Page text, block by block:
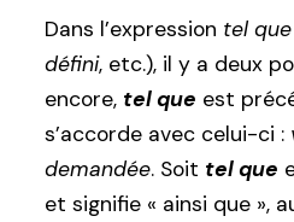
Dans l’expression tel
défini, etc.), il y a deux
encore, tel que est
s’accorde avec celui-ci :
demandée. Soit tel que
et signifie « ainsi que »,